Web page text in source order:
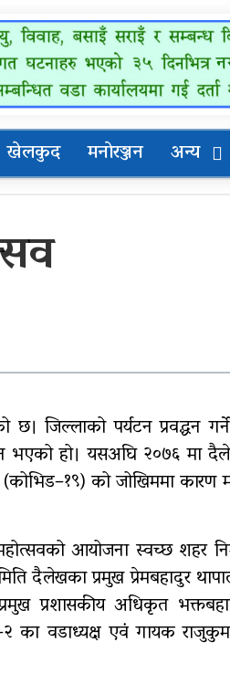
खेलकुद मनाेरञ्जन अन्य
पूर्वाधार र कृषि केन्द्रित बजेट
समन्वय बैठक महाबुधाममा
गर्भवतीको हेलिकप्टरबाट
मृत्यु,दुई घाइते
जिल्लाको पर्यटन प्रवद्धन
भएको हो। यसअघि २०७६ मा
को जोखिममा कारण
आयोजना स्वच्छ शहर
दैलेखका प्रमुख प्रेमबहादुर
प्रशासकीय अधिकृत
का वडाध्यक्ष एवं गायक